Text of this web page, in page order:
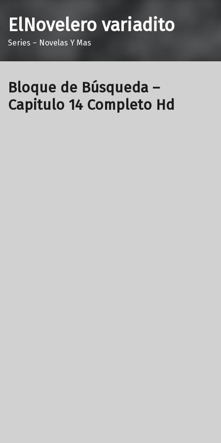
ElNovelero variadito
Series – Novelas Y Mas
Bloque de Búsqueda –
Capitulo 14 Completo Hd